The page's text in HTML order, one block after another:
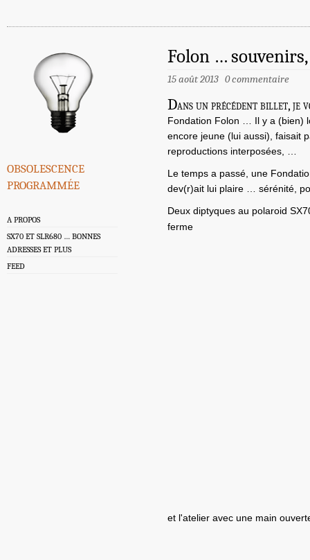
obsolescence
programmée
A PROPOS
SX70 ET SLR680 … BONNES
ADRESSES ET PLUS
FEED
Folon …
15 août 2013 0 commentaire
Dans un précédent billet, je
Fondation Folon … Il y a (bien)
encore jeune (lui aussi), faisait
reproductions interposées, …
Le temps a passé, une
dev(r)ait lui plaire … sérénité,
Deux diptyques au polaroid
ferme
et l'atelier avec une main